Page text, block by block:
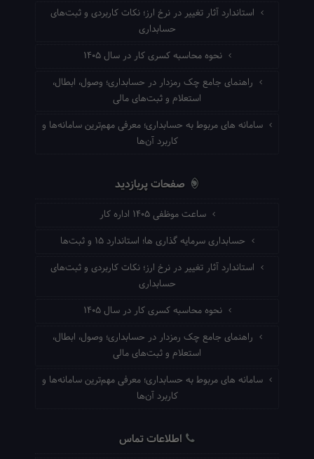
استاندارد آثار تغییر در نرخ ارز؛ نکات کاربردی و ثبت‌های
حسابداری
نحوه محاسبه کسری کار در سال ۱۴۰۵
راهنمای جامع چک رمزدار در حسابداری؛ وصول، ابطال،
استعلام و ثبت‌های مالی
سامانه های مربوط به حسابداری؛ معرفی مهم‌ترین سامانه‌ها و
کاربرد آن‌ها
صفحات پربازدید
ساعت موظفی ۱۴۰۵ اداره کار
حسابداری سرمایه گذاری ها؛ استاندارد ۱۵ و ثبت‌ها
استاندارد آثار تغییر در نرخ ارز؛ نکات کاربردی و ثبت‌های
حسابداری
نحوه محاسبه کسری کار در سال ۱۴۰۵
راهنمای جامع چک رمزدار در حسابداری؛ وصول، ابطال،
استعلام و ثبت‌های مالی
سامانه های مربوط به حسابداری؛ معرفی مهم‌ترین سامانه‌ها و
کاربرد آن‌ها
اطلاعات تماس